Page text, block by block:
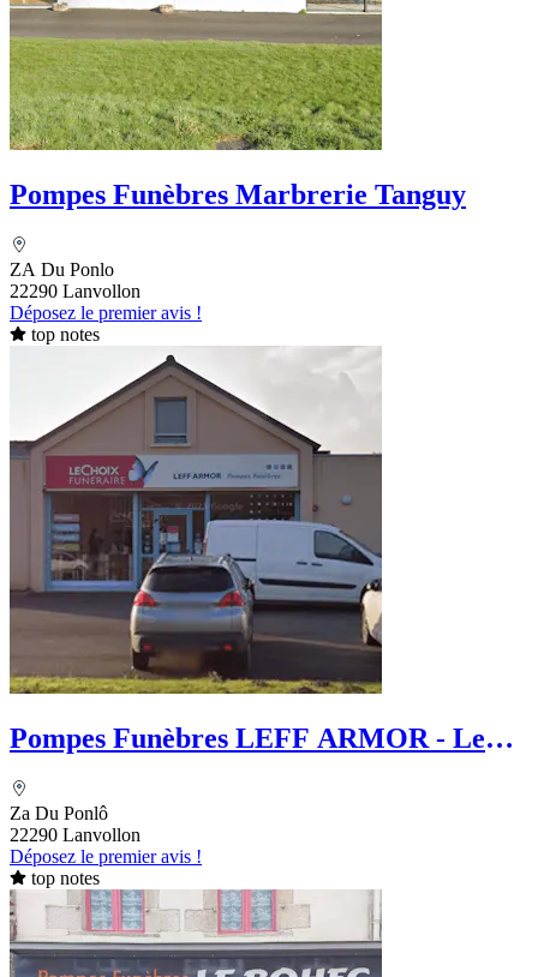
Pompes Funèbres Marbrerie Tanguy
ZA Du Ponlo
22290 Lanvollon
Déposez le premier avis !
top notes
Pompes Funèbres LEFF ARMOR - Le
Za Du Ponlô
22290 Lanvollon
Déposez le premier avis !
top notes